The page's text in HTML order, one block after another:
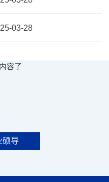
03-28
容了
硕导